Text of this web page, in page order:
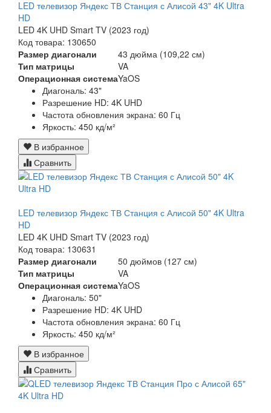
LED телевизор Яндекс ТВ Станция с Алисой 43" 4K Ultra
HD
LED 4K UHD Smart TV (2023 год)
Код товара: 130650
Размер диагонали
43 дюйма (109,22 см)
Тип матрицы
VA
Операционная системаYaOS
Диагональ: 43"
Разрешение HD: 4K UHD
Частота обновления экрана: 60 Гц
Яркость: 450 кд/м²
В избранное
Сравнить
LED телевизор Яндекс ТВ Станция с Алисой 50" 4K Ultra
HD
LED 4K UHD Smart TV (2023 год)
Код товара: 130631
Размер диагонали
50 дюймов (127 см)
Тип матрицы
VA
Операционная системаYaOS
Диагональ: 50"
Разрешение HD: 4K UHD
Частота обновления экрана: 60 Гц
Яркость: 450 кд/м²
В избранное
Сравнить